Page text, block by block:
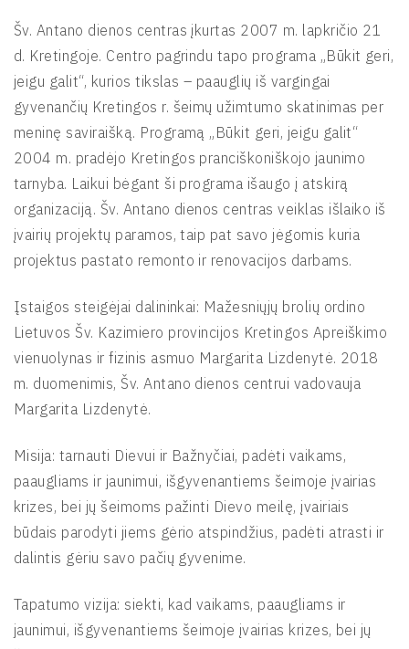
Šv. Antano dienos centras įkurtas 2007 m. lapkričio 21
d. Kretingoje. Centro pagrindu tapo programa „Būkit geri,
jeigu galit“, kurios tikslas – paauglių iš vargingai
gyvenančių Kretingos r. šeimų užimtumo skatinimas per
meninę saviraišką. Programą „Būkit geri, jeigu galit“
2004 m. pradėjo Kretingos pranciškoniškojo jaunimo
tarnyba. Laikui bėgant ši programa išaugo į atskirą
organizaciją. Šv. Antano dienos centras veiklas išlaiko iš
įvairių projektų paramos, taip pat savo jėgomis kuria
projektus pastato remonto ir renovacijos darbams.
Įstaigos steigėjai dalininkai: Mažesniųjų brolių ordino
Lietuvos Šv. Kazimiero provincijos Kretingos Apreiškimo
vienuolynas ir fizinis asmuo Margarita Lizdenytė. 2018
m. duomenimis, Šv. Antano dienos centrui vadovauja
Margarita Lizdenytė.
Misija: tarnauti Dievui ir Bažnyčiai, padėti vaikams,
paaugliams ir jaunimui, išgyvenantiems šeimoje įvairias
krizes, bei jų šeimoms pažinti Dievo meilę, įvairiais
būdais parodyti jiems gėrio atspindžius, padėti atrasti ir
dalintis gėriu savo pačių gyvenime.
Tapatumo vizija: siekti, kad vaikams, paaugliams ir
jaunimui, išgyvenantiems šeimoje įvairias krizes, bei jų